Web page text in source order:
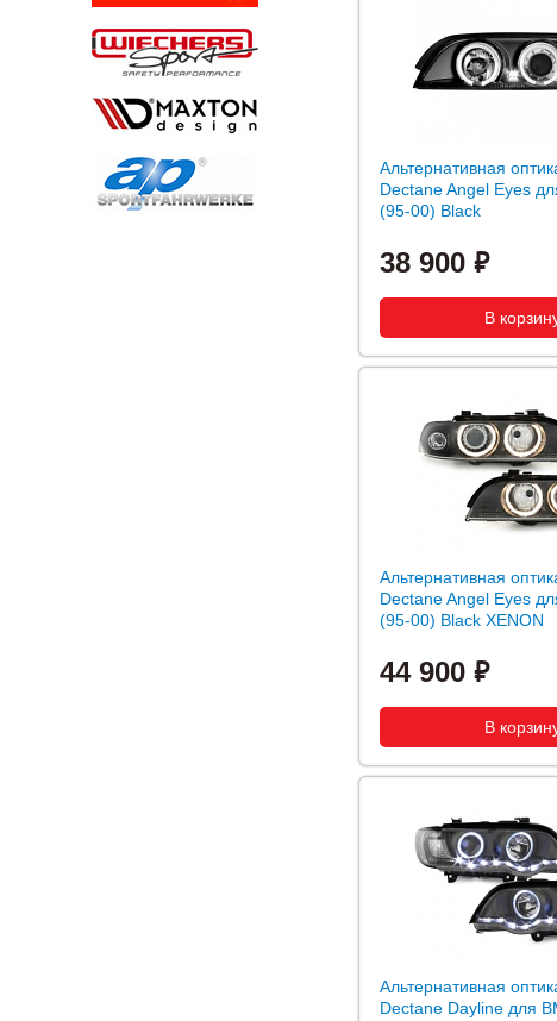
Альтернативная
Dectane Angel Eyes
(95-00) Black
38 900
Альтернативная
Dectane Angel Eyes
(95-00) Black XENON
44 900
Альтернативная
Dectane Dayline для